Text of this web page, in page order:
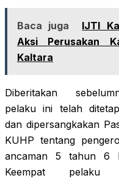
Baca juga
IJTI
Aksi Perusakan
Kaltara
Diberitakan
pelaku ini telah
dan dipersangkakan
KUHP tentang
ancaman 5 tahun 6
Keempat